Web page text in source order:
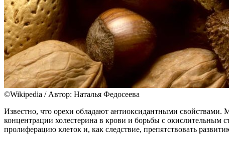
©Wikipedia / Автор: Наталья Федосеева
Известно, что орехи обладают антиоксидантными свойствами.
концентрации холестерина в крови и борьбы с окислительным
пролиферацию клеток и, как следствие, препятствовать